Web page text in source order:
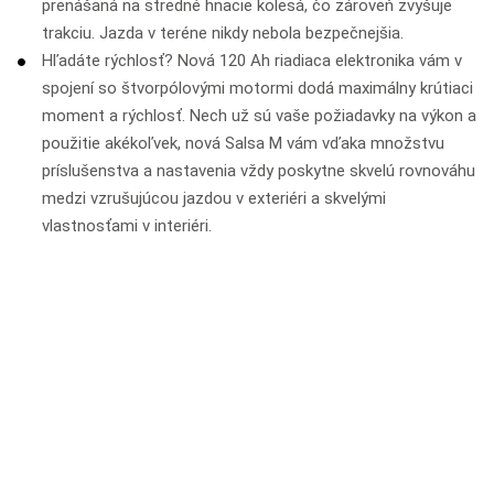
prenášaná na stredné hnacie kolesá, čo zároveň zvyšuje
trakciu. Jazda v teréne nikdy nebola bezpečnejšia.
Hľadáte rýchlosť? Nová 120 Ah riadiaca elektronika vám v
spojení so štvorpólovými motormi dodá maximálny krútiaci
moment a rýchlosť. Nech už sú vaše požiadavky na výkon a
použitie akékoľvek, nová Salsa M vám vďaka množstvu
príslušenstva a nastavenia vždy poskytne skvelú rovnováhu
medzi vzrušujúcou jazdou v exteriéri a skvelými
vlastnosťami v interiéri.